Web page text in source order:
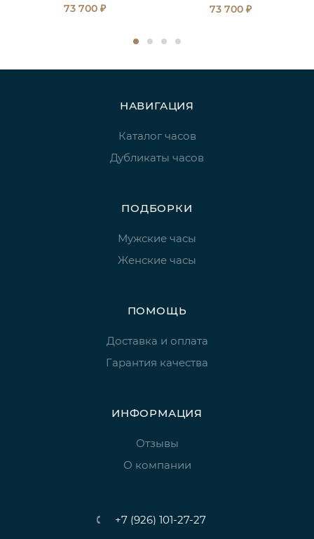
73 700 ₽ 73 700 ₽
НАВИГАЦИЯ
Каталог часов
Дубликаты часов
ПОДБОРКИ
Мужские часы
Женские часы
ПОМОЩЬ
Доставка и оплата
Гарантия качества
ИНФОРМАЦИЯ
Отзывы
О компании
+7 (926) 101-27-27